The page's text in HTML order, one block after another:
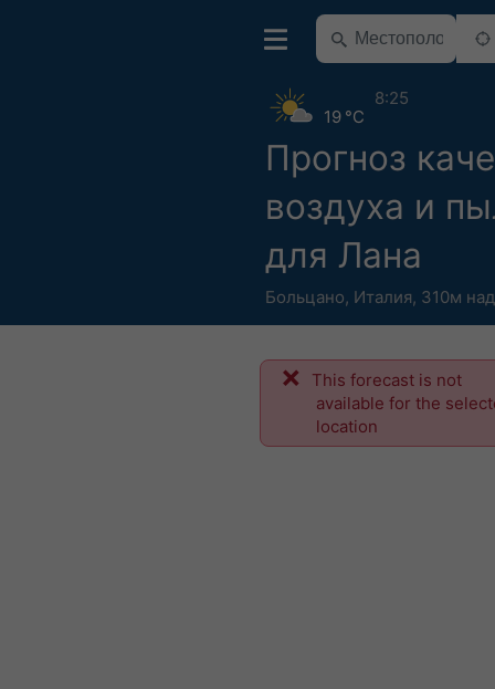
Прогноз
воздуха и
для Лана
Больцано, Италия, 310м
19 °C
8:25
This forecast is not
available for the
location